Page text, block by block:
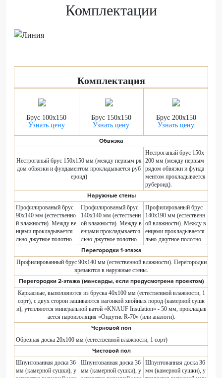
Комплектации
Комплектация
Брус 100x150
Узнать цену
Брус 150x150
Узнать цену
Брус 200x150
Узнать цену
Обвязка
Нестроганый брус 150х150 мм (между первым ря
дом обвязки и фундаментом прокладывается руб
ероид)
Нестроганый брус 150х
200 мм (между первым
рядом обвязки и фунда
ментом прокладывается
рубероид).
Наружные стены
Профилированый брус
90х140 мм (естественно
й влажности). Между ве
нцами прокладывается
льно-джутное полотно.
Профилированый брус
140х140 мм (естественн
ой влажности). Между в
енцами прокладывается
льно-джутное полотно.
Профилированый брус
140х190 мм (естественн
ой влажности). Между в
енцами прокладывается
льно-джутное полотно.
Перегородки 1-этажа
Профилированный брус 90х140 мм (естественной влажности). Перегородки
врезаются в наружные стены.
Перегородки 2-этажа (мансарды, если предусмотрена проектом)
Каркасные, выполняются из бруска 40х100 мм (естественной влажности, 1
сорт), с двух сторон зашиваются вагонкой хвойных пород (камерной сушк
и), утепляются минеральной ватой «KNAUF Insulation» - 50 мм, прокладыв
ается пароизоляция «Ондутис R-70» (или аналоги).
Черновой пол
Обрезная доска 20x100 мм (естественной влажности, 1 сорт)
Чистовой пол
Шпунтованная доска 36
мм (камерной сушки), у
Шпунтованная доска 36
мм (камерной сушки), у
Шпунтованная доска 36
мм (камерной сушки), у